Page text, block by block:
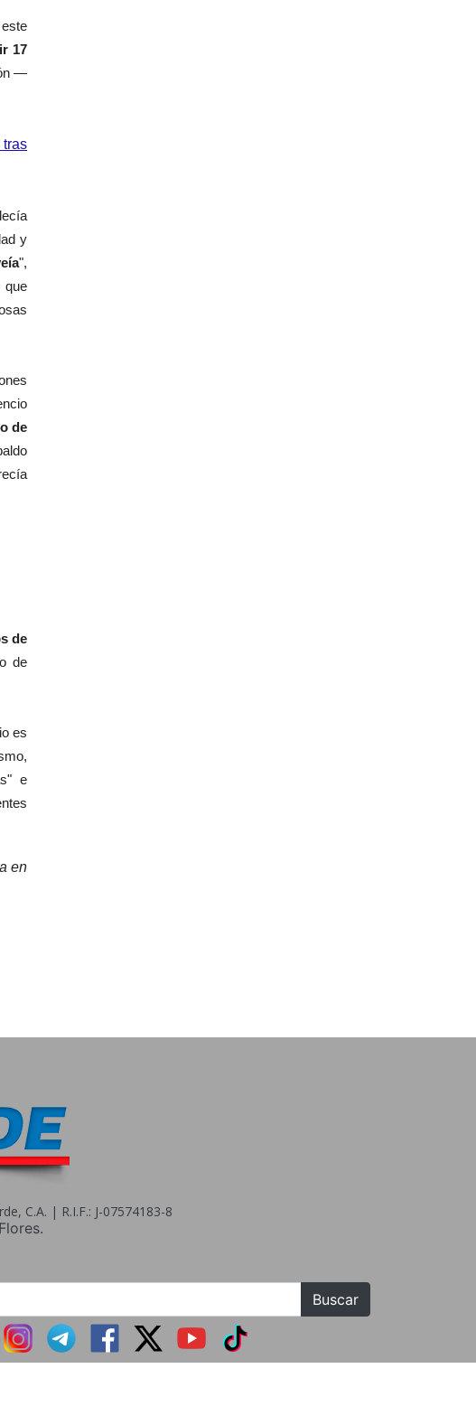
17
—
y
",
que
de
de
de
es
e
en
C.A. | R.I.F.: J-07574183-8
Buscar